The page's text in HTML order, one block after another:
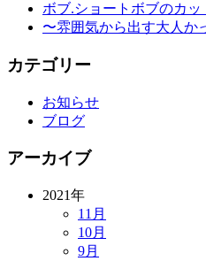
ボブ.ショートボブのカ
〜雰囲気から出す大人か
カテゴリー
お知らせ
ブログ
アーカイブ
2021年
11月
10月
9月